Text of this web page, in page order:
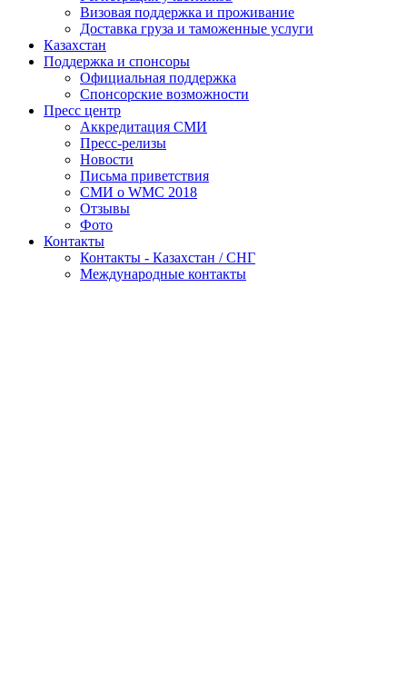
Визовая поддержка и проживание
Доставка груза и таможенные услуги
Казахстан
Поддержка и спонсоры
Официальная поддержка
Спонсорские возможности
Пресс центр
Аккредитация СМИ
Пресс-релизы
Новости
Письма приветствия
СМИ о WMC 2018
Отзывы
Фото
Контакты
Контакты - Казахстан / СНГ
Международные контакты